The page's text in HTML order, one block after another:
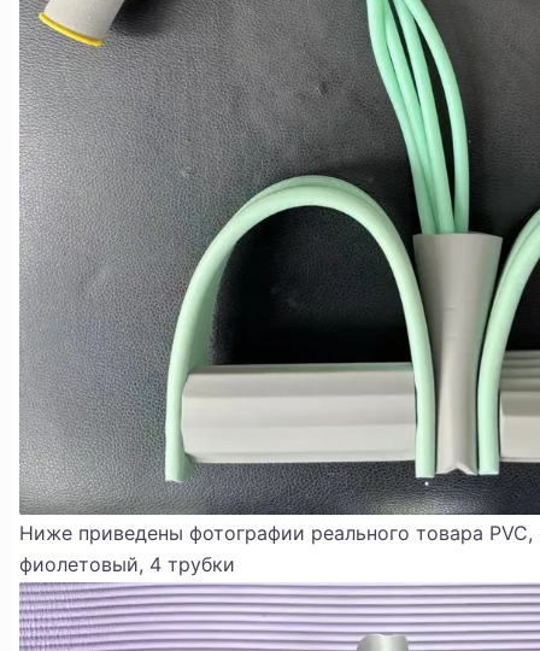
Ниже приведены фотографии реального товара PVC,
фиолетовый, 4 трубки